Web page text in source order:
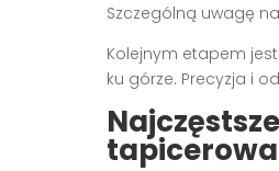
Szczególną uwagę
Kolejnym etapem jest
ku górze. Precyzja i